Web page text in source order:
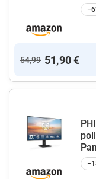
54,99 51,90 €